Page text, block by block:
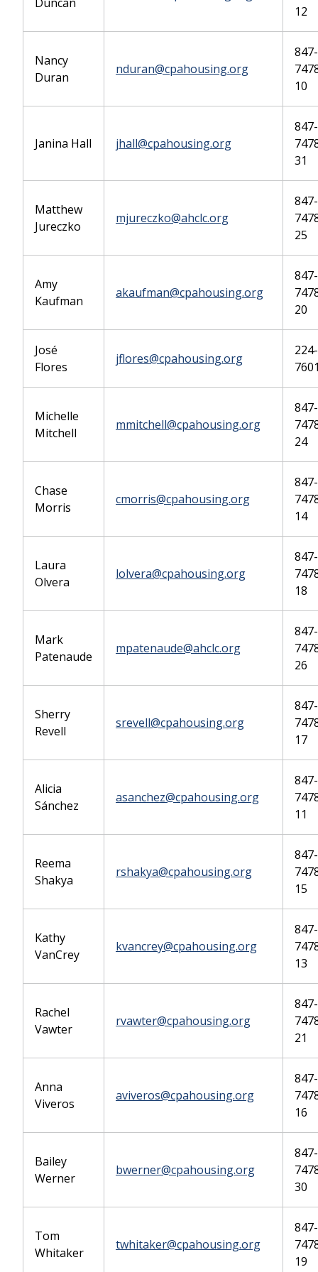
12
Nancy
Duran
nduran@cpahousing.org
10
Janina Hall jhall@cpahousing.org
31
Matthew
Jureczko
mjureczko@ahclc.org
25
Amy
Kaufman
akaufman@cpahousing.org
20
José
Flores
jflores@cpahousing.org
Michelle
Mitchell
mmitchell@cpahousing.org
24
Chase
Morris
cmorris@cpahousing.org
14
Laura
Olvera
lolvera@cpahousing.org
18
Mark
Patenaude
mpatenaude@ahclc.org
26
Sherry
Revell
srevell@cpahousing.org
17
Alicia
Sánchez
asanchez@cpahousing.org
11
Reema
Shakya
rshakya@cpahousing.org
15
Kathy
VanCrey
kvancrey@cpahousing.org
13
Rachel
Vawter
rvawter@cpahousing.org
21
Anna
Viveros
aviveros@cpahousing.org
16
Bailey
Werner
bwerner@cpahousing.org
30
Tom
Whitaker
twhitaker@cpahousing.org
19